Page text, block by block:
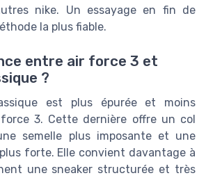
nike. Un essayage en fin de
la plus fiable.
entre air force 3 et
?
est plus épurée et moins
force 3. Cette dernière offre un col
semelle plus imposante et une
forte. Elle convient davantage à
une sneaker structurée et très